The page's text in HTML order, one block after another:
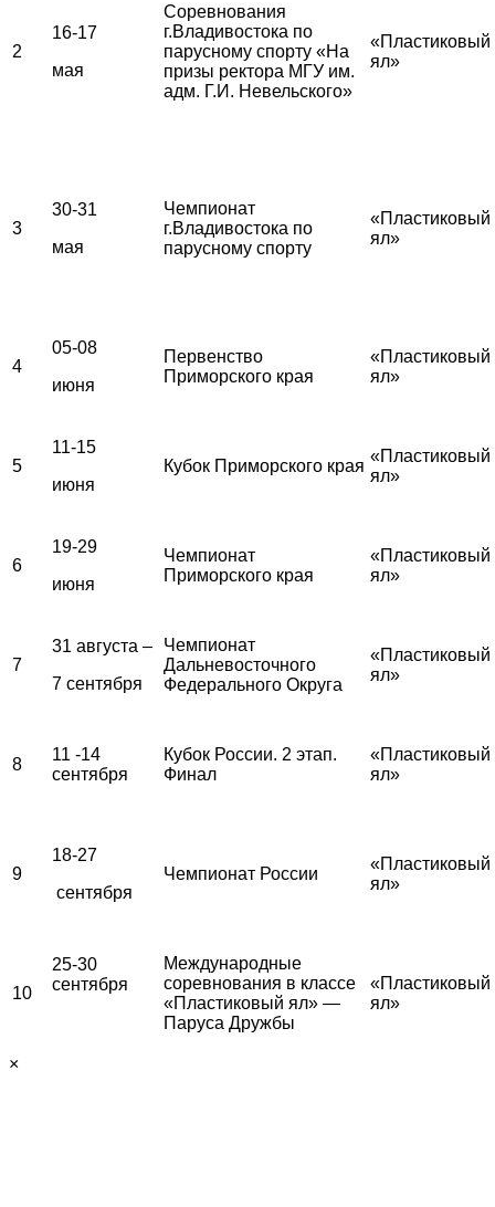
2
16-17
мая
Соревнования
г.Владивостока по
парусному спорту «На
призы ректора МГУ им.
адм. Г.И. Невельского»
«Пластиковый
ял»
3
30-31
мая
Чемпионат
г.Владивостока по
парусному спорту
«Пластиковый
ял»
4
05-08
июня
Первенство
Приморского края
«Пластиковый
ял»
5
11-15
июня
Кубок Приморского края
«Пластиковый
ял»
6
19-29
июня
Чемпионат
Приморского края
«Пластиковый
ял»
7
31 августа –
7 сентября
Чемпионат
Дальневосточного
Федерального Округа
«Пластиковый
ял»
8
11 -14
сентября
Кубок России. 2 этап.
Финал
«Пластиковый
ял»
9
18-27
сентября
Чемпионат России
«Пластиковый
ял»
10
25-30
сентября
Международные
соревнования в классе
«Пластиковый ял» —
Паруса Дружбы
«Пластиковый
ял»
×